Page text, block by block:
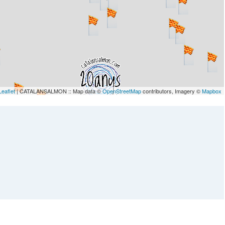
| CATALANSALMON :: Map data ©OpenStreetMapcontributors, Imagery ©Mapbox